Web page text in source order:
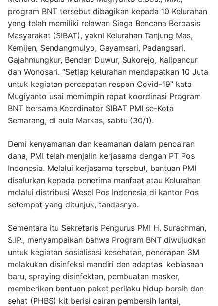
program BNT tersebut dibagikan kepada 10 Kelurahan
yang telah memiliki relawan Siaga Bencana Berbasis
Masyarakat (SIBAT), yakni Kelurahan Tanjung Mas,
Kemijen, Sendangmulyo, Gayamsari, Padangsari,
Gajahmungkur, Bendan Duwur, Sukorejo, Kalipancur
dan Wonosari. “Setiap kelurahan mendapatkan 10 Juta
untuk kegiatan percepatan respon Covid-19” kata
Mugiyanto usai memimpin rapat koordinasi Program
BNT bersama Koordinator SIBAT PMI se-Kota
Semarang, di aula Markas, sabtu (30/1).
Demi kenyamanan dan keamanan dalam pencairan
dana, PMI telah menjalin kerjasama dengan PT Pos
Indonesia. Melalui kerjasama tersebut, bantuan PMI
disalurkan kepada penerima manfaat atau Kelurahan
melalui distribusi Wesel Pos Indonesia di kantor Pos
setempat yang ditunjuk, tandasnya.
Sementara itu Sekretaris Pengurus PMI H. Surachman,
S.IP., menyampaikan bahwa Program BNT diwujudkan
untuk kegiatan sosialisasi kesehatan, penerapan 3M,
melakukan disinfeksi mandiri dan adaptasi kebiasaan
baru, spraying disinfektan, pembuatan masker,
memberikan bantuan paket perilaku hidup bersih dan
sehat (PHBS) kit berisi cairan pembersih lantai,